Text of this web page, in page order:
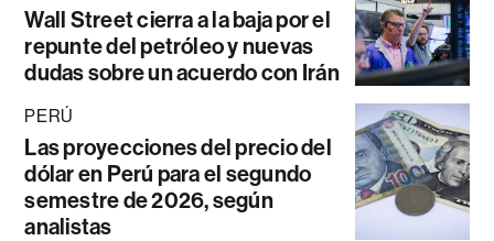
Wall Street cierra a la baja por el
repunte del petróleo y nuevas
dudas sobre un acuerdo con Irán
PERÚ
Las proyecciones del precio del
dólar en Perú para el segundo
semestre de 2026, según
analistas